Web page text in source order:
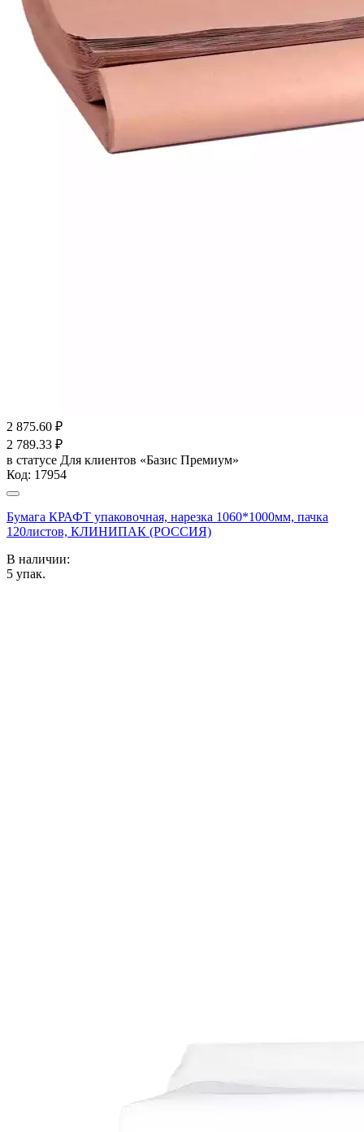
2 875.60 ₽
2 789.33 ₽
в статусе Для клиентов «Базис Премиум»
Код: 17954
Бумага КРАФТ упаковочная, нарезка 1060*1000мм, пачка
120листов, КЛИНИПАК (РОССИЯ)
В наличии:
5 упак.